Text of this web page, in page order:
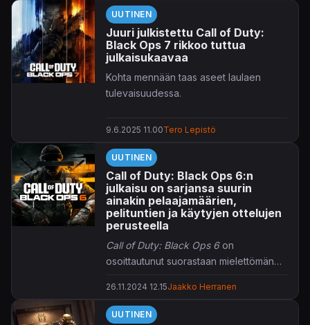
UUTINEN
Juuri julkistettu Call of Duty:
Black Ops 7 rikkoo tuttua
julkaisukaavaa
Kohta mennään taas aseet laulaen
tulevaisuudessa.
9.6.2025 11.00Tero Lepistö
UUTINEN
Call of Duty: Black Ops 6:n
julkaisu on sarjansa suurin
ainakin pelaajamäärien,
pelituntien ja käytyjen ottelujen
perusteella
Call of Duty: Black Ops 6on
osoittautunut suorastaan mielettömän
laskettuna.
26.11.2024 12.15Jaakko Herranen
UUTINEN